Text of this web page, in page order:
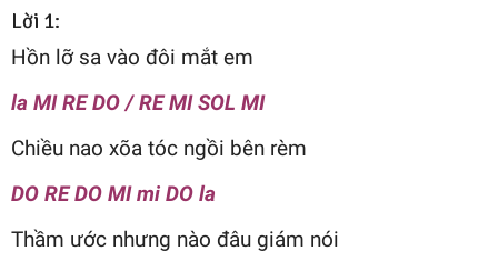
Lời 1:
Hồn lỡ sa vào đôi mắt em
la MI RE DO / RE MI SOL MI
Chiều nao xõa tóc ngồi bên rèm
DO RE DO MI mi DO la
Thầm ước nhưng nào đâu giám nói